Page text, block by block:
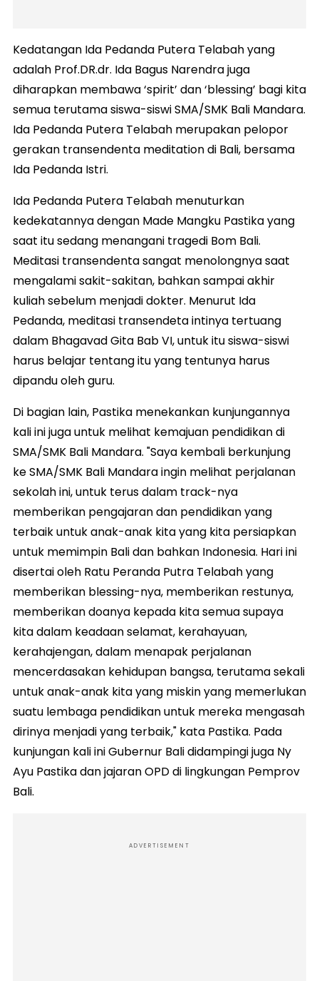
Kedatangan Ida Pedanda Putera Telabah yang
adalah Prof.DR.dr. Ida Bagus Narendra juga
diharapkan membawa ‘spirit’ dan ‘blessing’ bagi kita
semua terutama siswa-siswi SMA/SMK Bali Mandara.
Ida Pedanda Putera Telabah merupakan pelopor
gerakan transendenta meditation di Bali, bersama
Ida Pedanda Istri.
Ida Pedanda Putera Telabah menuturkan
kedekatannya dengan Made Mangku Pastika yang
saat itu sedang menangani tragedi Bom Bali.
Meditasi transendenta sangat menolongnya saat
mengalami sakit-sakitan, bahkan sampai akhir
kuliah sebelum menjadi dokter. Menurut Ida
Pedanda, meditasi transendeta intinya tertuang
dalam Bhagavad Gita Bab VI, untuk itu siswa-siswi
harus belajar tentang itu yang tentunya harus
dipandu oleh guru.
Di bagian lain, Pastika menekankan kunjungannya
kali ini juga untuk melihat kemajuan pendidikan di
SMA/SMK Bali Mandara. "Saya kembali berkunjung
ke SMA/SMK Bali Mandara ingin melihat perjalanan
sekolah ini, untuk terus dalam track-nya
memberikan pengajaran dan pendidikan yang
terbaik untuk anak-anak kita yang kita persiapkan
untuk memimpin Bali dan bahkan Indonesia. Hari ini
disertai oleh Ratu Peranda Putra Telabah yang
memberikan blessing-nya, memberikan restunya,
memberikan doanya kepada kita semua supaya
kita dalam keadaan selamat, kerahayuan,
kerahajengan, dalam menapak perjalanan
mencerdasakan kehidupan bangsa, terutama sekali
untuk anak-anak kita yang miskin yang memerlukan
suatu lembaga pendidikan untuk mereka mengasah
dirinya menjadi yang terbaik," kata Pastika. Pada
kunjungan kali ini Gubernur Bali didampingi juga Ny
Ayu Pastika dan jajaran OPD di lingkungan Pemprov
Bali.
ADVERTISEMENT